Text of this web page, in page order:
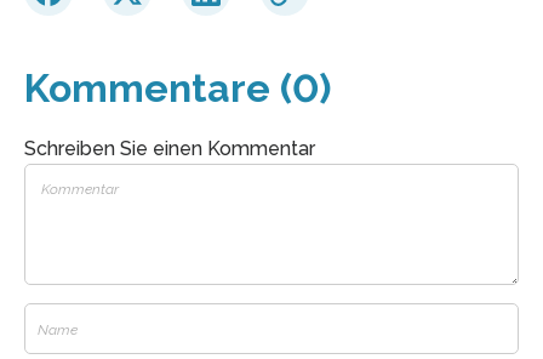
Kommentare (0)
Schreiben Sie einen Kommentar